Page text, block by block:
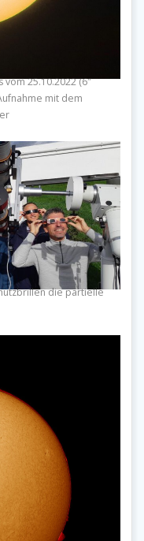
25.10.2022 (6″
mit dem
die partielle